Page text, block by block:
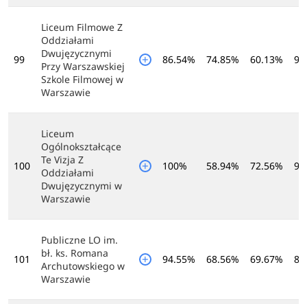
99
Liceum Filmowe Z
Oddziałami
Dwujęzycznymi
Przy Warszawskiej
Szkole Filmowej w
Warszawie
86.54% 74.85% 60.13%
100
Liceum
Ogólnokształcące
Te Vizja Z
Oddziałami
Dwujęzycznymi w
Warszawie
100% 58.94% 72.56%
101
Publiczne LO im.
bł. ks. Romana
Archutowskiego w
Warszawie
94.55% 68.56% 69.67%